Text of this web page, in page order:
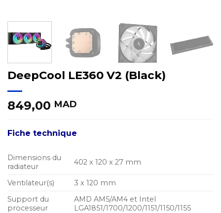
DeepCool LE360 V2 (Black)
849,00 MAD
Fiche technique
Dimensions du
radiateur
402 x 120 x 27 mm
Ventilateur(s)
3 x 120 mm
Support du
processeur
AMD AM5/AM4 et Intel
LGA1851/1700/1200/1151/1150/1155